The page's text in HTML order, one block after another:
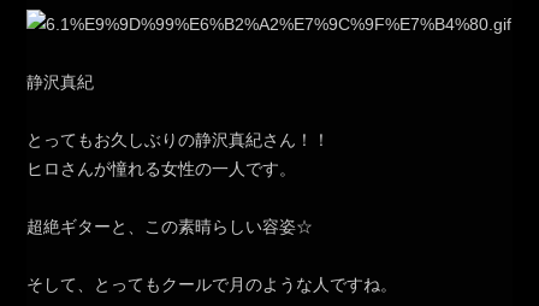
静沢真紀
とってもお久しぶりの静沢真紀さん！！
ヒロさんが憧れる女性の一人です。
超絶ギターと、この素晴らしい容姿☆
そして、とってもクールで月のような人ですね。